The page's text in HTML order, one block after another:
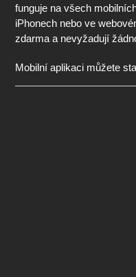
funguje na všech
iPhonech nebo ve
zdarma a nevyžadují
Mobilní aplikaci můžete